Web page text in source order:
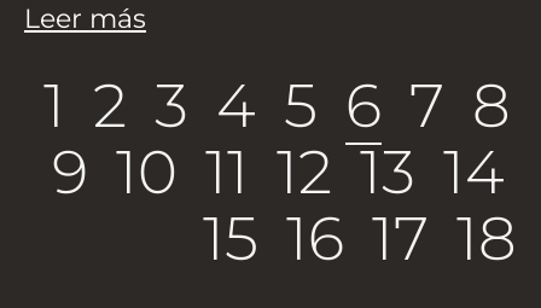
Leer más
1 2 3 4 5 6 7 8
9 10 11 12 13 14
15 16 17 18